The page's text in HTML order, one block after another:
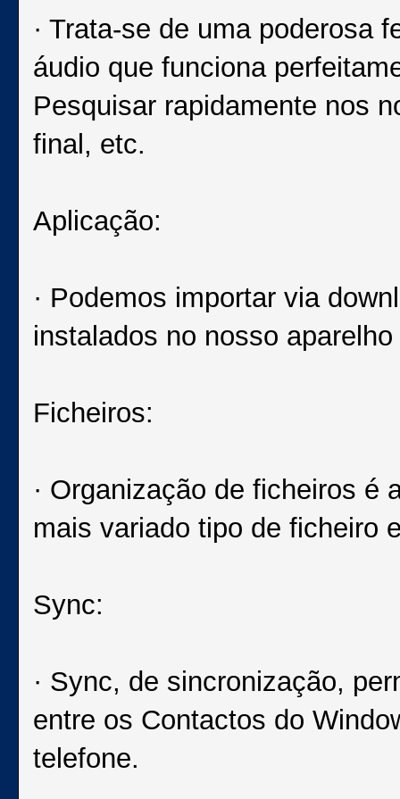
· Trata-se de uma poderosa
áudio que funciona
Pesquisar rapidamente nos
final, etc.
Aplicação:
· Podemos importar via
instalados no nosso
Ficheiros:
· Organização de ficheiros é
mais variado tipo de ficheiro
Sync:
· Sync, de sincronização,
entre os Contactos do
telefone.